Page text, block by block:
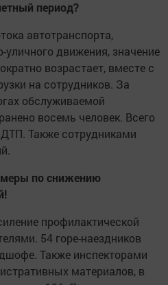
период?
автотранспорта,
движения, значение
возрастает, вместе с
на сотрудников. За
обслуживаемой
восемь человек. Всего
Также сотрудниками
по снижению
профилактической
54 горе-наездников
Также инспекторами
материалов, в